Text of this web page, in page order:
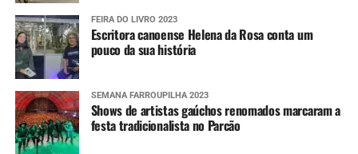
FEIRA DO LIVRO 2023
Escritora canoense Helena da Rosa conta um
pouco da sua história
SEMANA FARROUPILHA 2023
Shows de artistas gaúchos renomados marcaram a
festa tradicionalista no Parcão